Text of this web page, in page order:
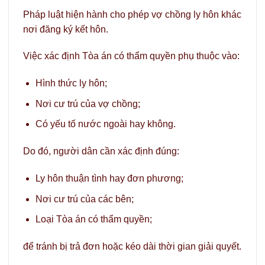
Pháp luật hiện hành cho phép vợ chồng ly hôn khác
nơi đăng ký kết hôn.
Việc xác định Tòa án có thẩm quyền phụ thuộc vào:
Hình thức ly hôn;
Nơi cư trú của vợ chồng;
Có yếu tố nước ngoài hay không.
Do đó, người dân cần xác định đúng:
Ly hôn thuận tình hay đơn phương;
Nơi cư trú của các bên;
Loại Tòa án có thẩm quyền;
để tránh bị trả đơn hoặc kéo dài thời gian giải quyết.